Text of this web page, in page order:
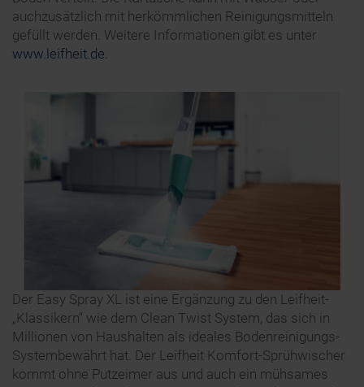
auchzusätzlich mit herkömmlichen Reinigungsmitteln
gefüllt werden. Weitere Informationen gibt es unter
www.leifheit.de.
Der Easy Spray XL ist eine Ergänzung zu den Leifheit-
„Klassikern“ wie dem Clean Twist System, das sich in
Millionen von Haushalten als ideales Bodenreinigungs-
Systembewährt hat. Der Leifheit Komfort-Sprühwischer
kommt ohne Putzeimer aus und auch ein mühsames